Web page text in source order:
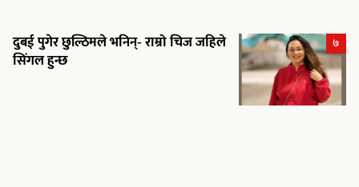
दुबई पुगेर छुल्ठिमले भनिन्- राम्रो चिज जहिले
सिंगल हुन्छ
७